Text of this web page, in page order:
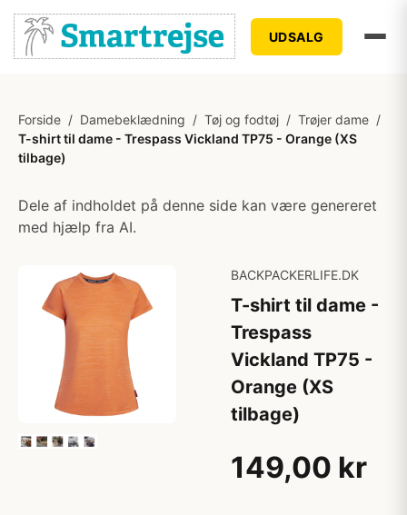
UDSALG
Forside / Damebeklædning / Tøj og fodtøj / Trøjer dame /
T-shirt til dame - Trespass Vickland TP75 - Orange (XS
tilbage)
Dele af indholdet på denne side kan være genereret
med hjælp fra AI.
BACKPACKERLIFE.DK
T-shirt til dame -
Trespass
Vickland TP75 -
Orange (XS
tilbage)
149,00 kr